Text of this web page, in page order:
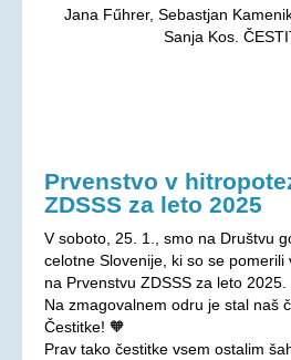
Ugodnosti s člansko izkaznico
Tehnični pripomočki
Evropska kartica ugodnosti
Vozovnica za železniški promet
Oprostitev plačila RTV prispevka
OSEBNA ASISTENCA
KONTAKT
Jana Fűhrer, Sebastjan
Sanja Kos.
Prvenstvo v
ZDSSS za leto 2025
V soboto, 25. 1., smo na Društvu
celotne Slovenije, ki so se pomerili
na Prvenstvu ZDSSS za leto
Na zmagovalnem odru je stal naš
Čestitke! 🧡
Prav tako čestitke vsem ostalim